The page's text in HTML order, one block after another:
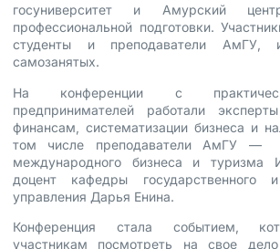
госуниверситет и Амурский
профессиональной подготовки.
студенты и преподаватели АмГУ,
самозанятых.
На конференции с
предпринимателей работали
финансам, систематизации бизнеса и
том числе преподаватели АмГУ —
международного бизнеса и туризма
доцент кафедры государственного
управления Дарья Енина.
Конференция стала событием,
участникам посмотреть на свое